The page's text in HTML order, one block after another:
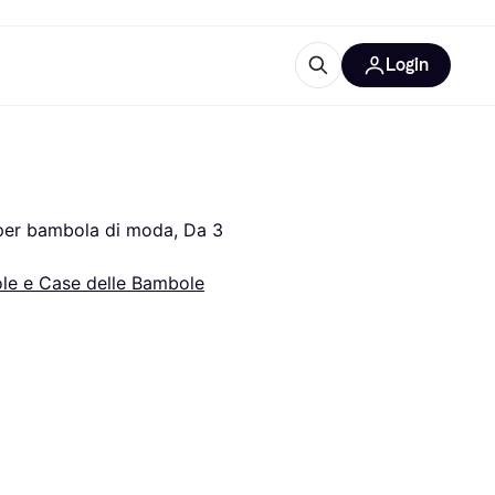
Login
bambola di moda, Da 3
e Case delle Bambole